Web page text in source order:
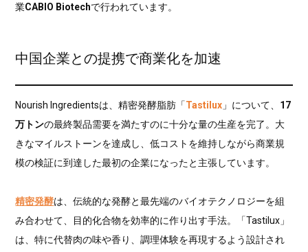
業CABIO Biotechで行われています。
中国企業との提携で商業化を加速
Nourish Ingredientsは、精密発酵脂肪「Tastilux 」について、 17
万トンの最終製品需要を満たすのに十分な量の生産を完了。大
きなマイルストーンを達成し、低コストを維持しながら商業規
模の検証に到達した最初の企業になったと主張しています。
精密発酵は、伝統的な発酵と最先端のバイオテクノロジーを組
み合わせて、目的化合物を効率的に作り出す手法。「Tastilux」
は、特に代替肉の味や香り、調理体験を再現するよう設計され